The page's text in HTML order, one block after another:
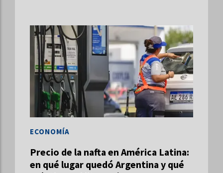
Precio de la nafta en América Latina:
en qué lugar quedó Argentina y qué
ECONOMÍA